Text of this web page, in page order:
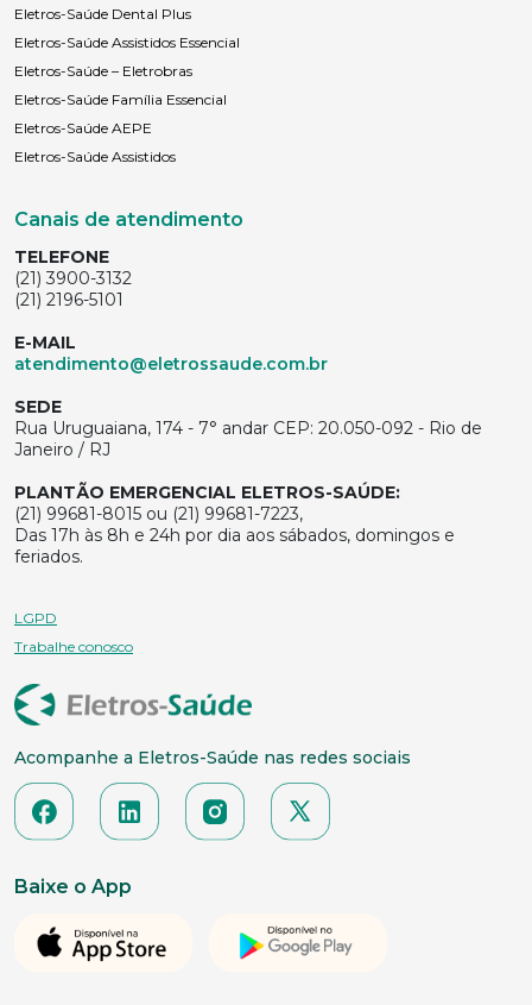
Eletros-Saúde Dental Plus
Eletros-Saúde Assistidos Essencial
Eletros-Saúde – Eletrobras
Eletros-Saúde Família Essencial
Eletros-Saúde AEPE
Eletros-Saúde Assistidos
Canais de atendimento
TELEFONE
(21) 3900-3132
(21) 2196-5101
E-MAIL
atendimento@eletrossaude.com.br
SEDE
Rua Uruguaiana, 174 - 7° andar CEP: 20.050-092 - Rio de
Janeiro / RJ
PLANTÃO EMERGENCIAL ELETROS-SAÚDE:
(21) 99681-8015 ou (21) 99681-7223,
Das 17h às 8h e 24h por dia aos sábados, domingos e
feriados.
LGPD
Trabalhe conosco
Acompanhe a Eletros-Saúde nas redes sociais
Baixe o App